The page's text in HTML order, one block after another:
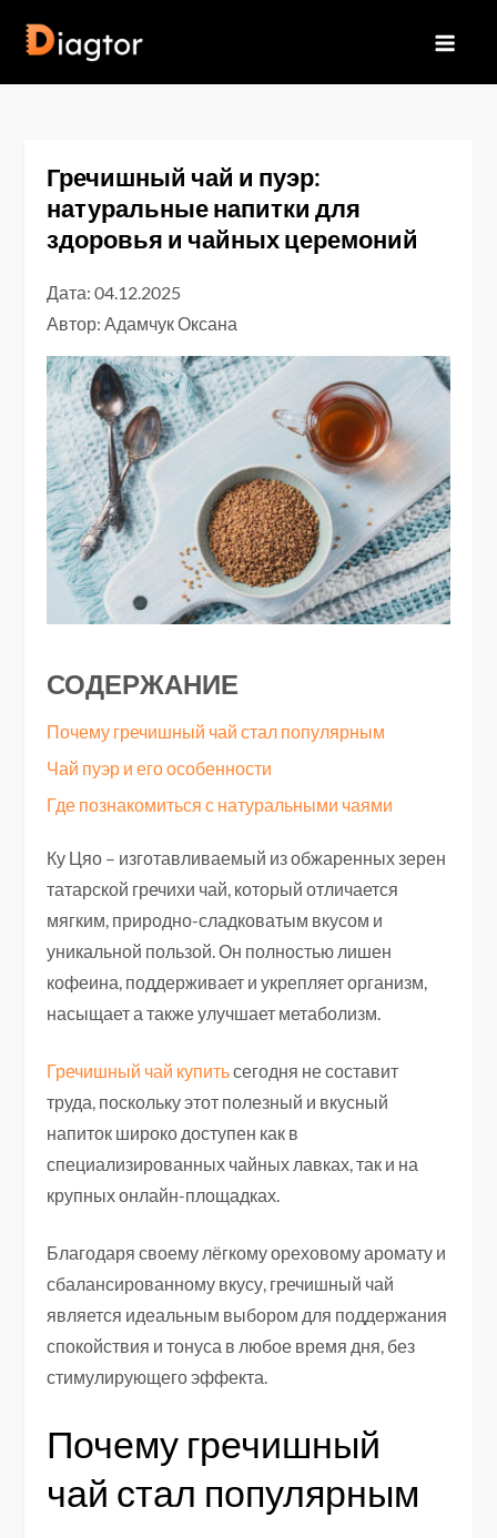
Гречишный чай и пуэр:
натуральные напитки для
здоровья и чайных церемоний
Дата: 04.12.2025
Автор:Адамчук Оксана
СОДЕРЖАНИЕ
Почему гречишный чай стал популярным
Чай пуэр и его особенности
Где познакомиться с натуральными чаями
Ку Цяо – изготавливаемый из обжаренных зерен
татарской гречихи чай, который отличается
мягким, природно-сладковатым вкусом и
уникальной пользой. Он полностью лишен
кофеина, поддерживает и укрепляет организм,
насыщает а также улучшает метаболизм.
Гречишный чай купитьсегодня не составит
труда, поскольку этот полезный и вкусный
напиток широко доступен как в
специализированных чайных лавках, так и на
крупных онлайн-площадках.
Благодаря своему лёгкому ореховому аромату и
сбалансированному вкусу, гречишный чай
является идеальным выбором для поддержания
спокойствия и тонуса в любое время дня, без
стимулирующего эффекта.
Почему гречишный
чай стал популярным